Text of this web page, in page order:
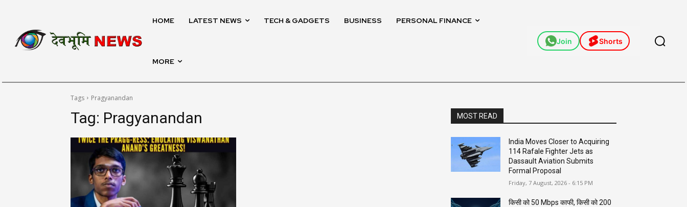
HOME LATEST NEWS TECH & GADGETS BUSINESS PERSONAL FINANCE
MORE
Join Shorts
Tags Pragyanandan
Tag: Pragyanandan MOST READ
India Moves Closer to Acquiring
114 Rafale Fighter Jets as
Dassault Aviation Submits
Formal Proposal
Friday, 7 August, 2026 - 6:15 PM
किसी को 50 Mbps काफी, किसी को 200